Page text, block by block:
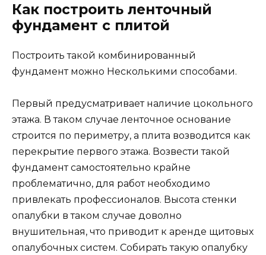
Как построить ленточный
фундамент с плитой
Построить такой комбинированный
фундамент можно Несколькими способами.
Первый предусматривает наличие цокольного
этажа. В таком случае ленточное основание
строится по периметру, а плита возводится как
перекрытие первого этажа. Возвести такой
фундамент самостоятельно крайне
проблематично, для работ необходимо
привлекать профессионалов. Высота стенки
опалубки в таком случае доволно
внушительная, что приводит к аренде щитовых
опалубочных систем. Собирать такую опалубку